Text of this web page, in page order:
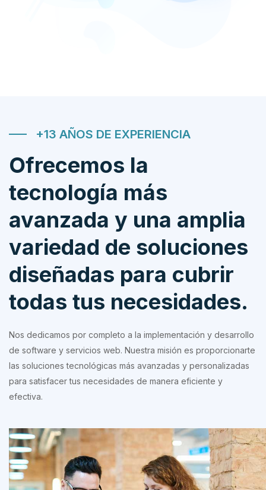
+13 AÑOS DE EXPERIENCIA
Ofrecemos la
tecnología más
avanzada y una amplia
variedad de soluciones
diseñadas para cubrir
todas tus necesidades.
Nos dedicamos por completo a la implementación y desarrollo
de software y servicios web. Nuestra misión es proporcionarte
las soluciones tecnológicas más avanzadas y personalizadas
para satisfacer tus necesidades de manera eficiente y
efectiva.